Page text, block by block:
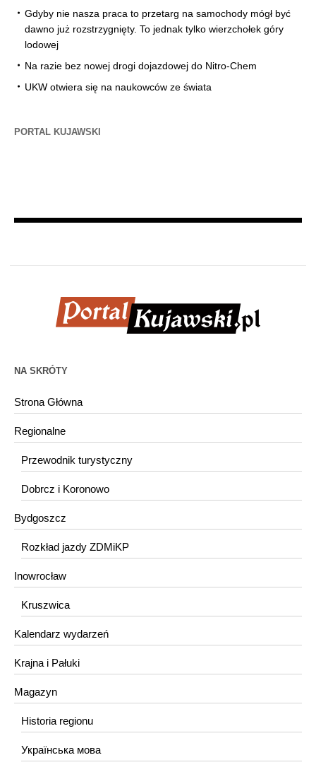
Gdyby nie nasza praca to przetarg na samochody mógł być
dawno już rozstrzygnięty. To jednak tylko wierzchołek góry
lodowej
Na razie bez nowej drogi dojazdowej do Nitro-Chem
UKW otwiera się na naukowców ze świata
PORTAL KUJAWSKI
NA SKRÓTY
Strona Główna
Regionalne
Przewodnik turystyczny
Dobrcz i Koronowo
Bydgoszcz
Rozkład jazdy ZDMiKP
Inowrocław
Kruszwica
Kalendarz wydarzeń
Krajna i Pałuki
Magazyn
Historia regionu
Українська мова